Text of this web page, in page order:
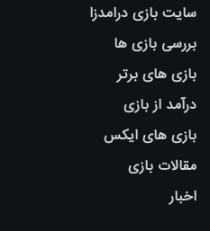
سایت بازی درامدزا
بررسی بازی ها
بازی های برتر
درآمد از بازی
بازی های ایکس
مقالات بازی
اخبار